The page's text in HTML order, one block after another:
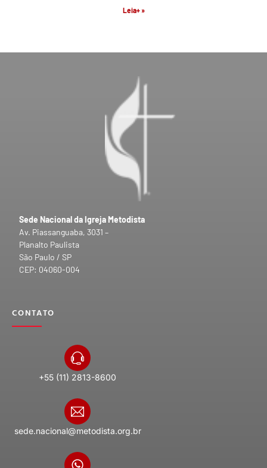
Leia+ »
Sede Nacional da Igreja Metodista
Av. Piassanguaba, 3031 –
Planalto Paulista
São Paulo / SP
CEP: 04060-004
CONTATO
+55 (11) 2813-8600
sede.nacional@metodista.org.br